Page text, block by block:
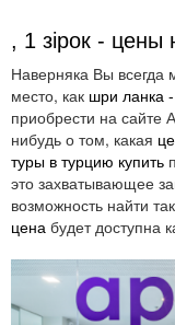
, 1 зірок - цены
Наверняка Вы всегда
место, как шри ланка
приобрести на
нибудь о том, какая
туры в турцию купить
это захватывающее
возможность найти
цена будет доступна